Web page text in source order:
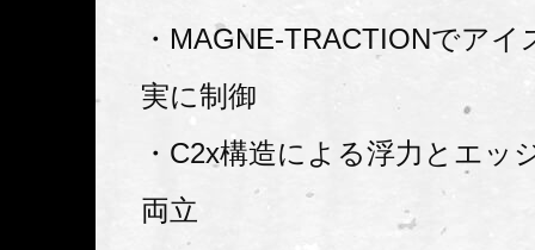
・MAGNE-TRACTIONでア
実に制御
・C2x構造による浮力とエッ
両立